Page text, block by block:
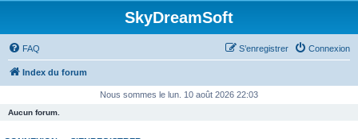
SkyDreamSoft
FAQ Connexion
S’enregistrer
Index du forum
Nous sommes le lun. 10 août 2026 22:03
Aucun forum.